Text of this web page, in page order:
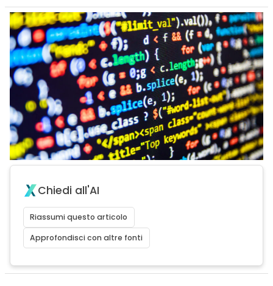
Chiedi all'AI
Riassumi questo articolo
Approfondisci con altre fonti